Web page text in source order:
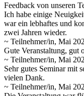
Feedback von unseren
Ich habe einige
war ein lebhaftes und
zwei Jahren wieder.
~ Teilnehmer/in, Mai
Gute Veranstaltung, gut
~ Teilnehmer/in, Mai
Sehr gutes Seminar mit
vielen Dank.
~ Teilnehmer/in, Mai